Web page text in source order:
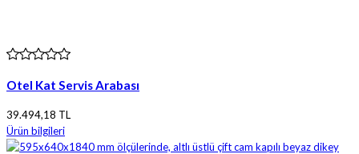
Otel Kat Servis Arabası
39.494,18 TL
Ürün bilgileri